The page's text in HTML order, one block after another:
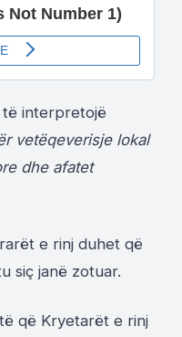
të interpretojë
vetëqeverisje lokal
dhe afatet
e rinj duhet që
siç janë zotuar.
që Kryetarët e rinj